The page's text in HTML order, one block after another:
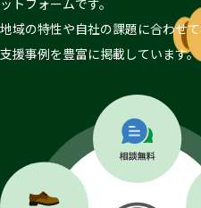
ットフォームです。
地域の特性や自社の課題に合わせ
支援事例を豊富に掲載しています。